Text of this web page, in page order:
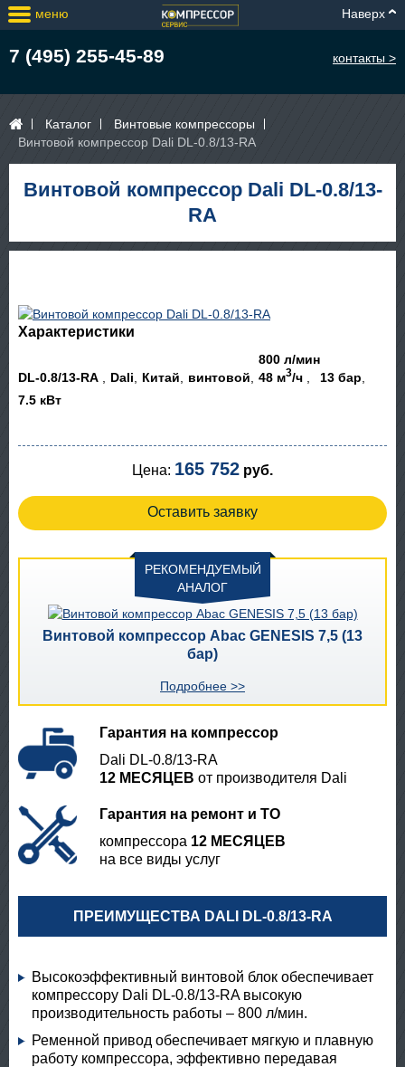
меню Наверх
7 (495) 255-45-89 контакты >
Каталог
Винтовые компрессоры
Винтовой компрессор Dali DL-0.8/13-RA
Винтовой компрессор Dali DL-0.8/13-
RA
Характеристики
DL-0.8/13-RA Dali Китай винтовой
800 л/мин
48 м3/ч
13 бар
7.5 кВт
Цена: 165 752 руб.
Оставить заявку
РЕКОМЕНДУЕМЫЙ
АНАЛОГ
Винтовой компрессор Abac GENESIS 7,5 (13
бар)
Подробнее >>
Гарантия на компрессор
Dali DL-0.8/13-RA
12 МЕСЯЦЕВ от производителя Dali
Гарантия на ремонт и ТО
компрессора 12 МЕСЯЦЕВ
на все виды услуг
ПРЕИМУЩЕСТВА DALI DL-0.8/13-RA
Высокоэффективный винтовой блок обеспечивает
компрессору Dali DL-0.8/13-RA высокую
производительность работы – 800 л/мин.
Ременной привод обеспечивает мягкую и плавную
работу компрессора, эффективно передавая